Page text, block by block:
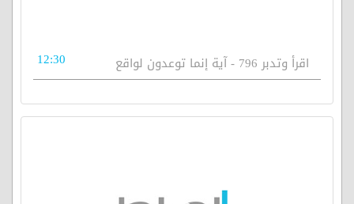
اقرأ وتدبر 796 - آية إنما توعدون لواقع 12:30